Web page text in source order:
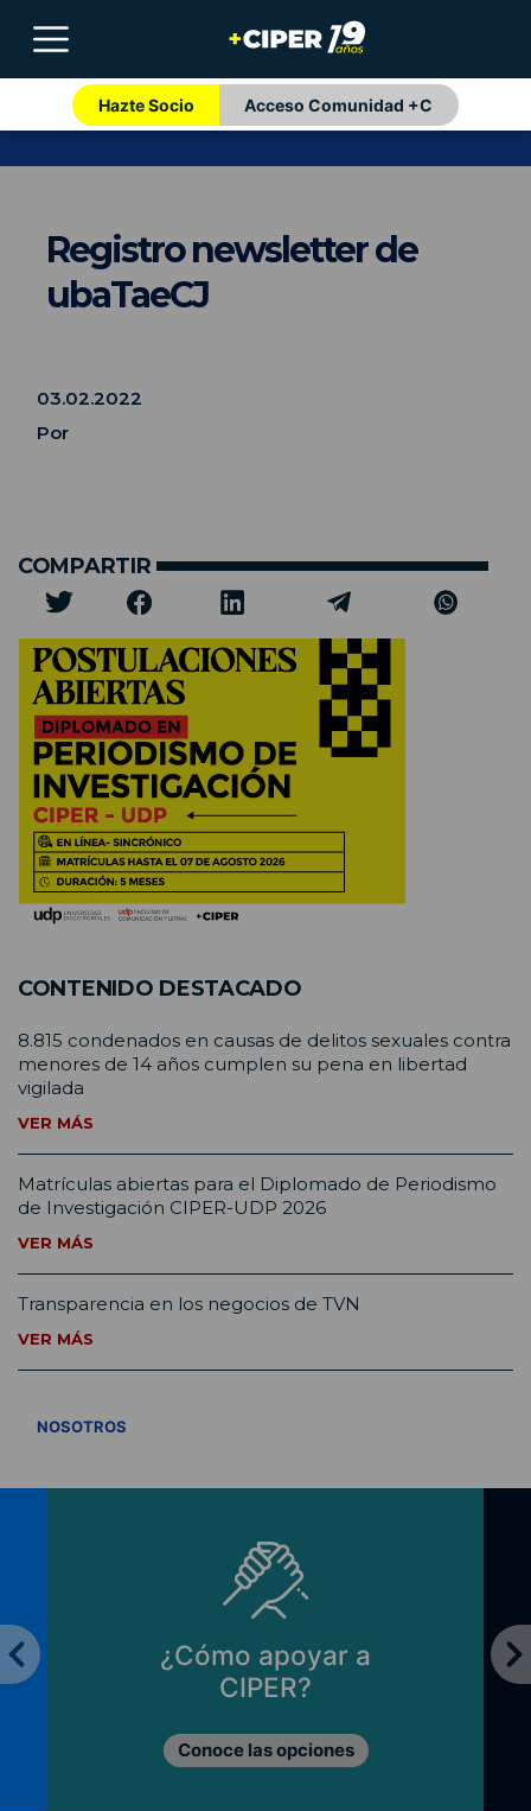
Hazte Socio Acceso Comunidad +C
Registro newsletter de
ubaTaeCJ
03.02.2022
Por
COMPARTIR
CONTENIDO DESTACADO
8.815 condenados en causas de delitos sexuales contra
menores de 14 años cumplen su pena en libertad
vigilada
VER MÁS
Matrículas abiertas para el Diplomado de Periodismo
de Investigación CIPER-UDP 2026
VER MÁS
Transparencia en los negocios de TVN
VER MÁS
NOSOTROS
¿Cómo apoyar a
CIPER?
Conoce las opciones